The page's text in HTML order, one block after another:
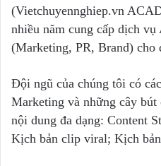
(Vietchuyennghiep.vn
nhiều năm cung cấp dịch vụ
(Marketing, PR, Brand) cho
Đội ngũ của chúng tôi có
Marketing và những cây
nội dung đa dạng: Content
Kịch bản clip viral; Kịch